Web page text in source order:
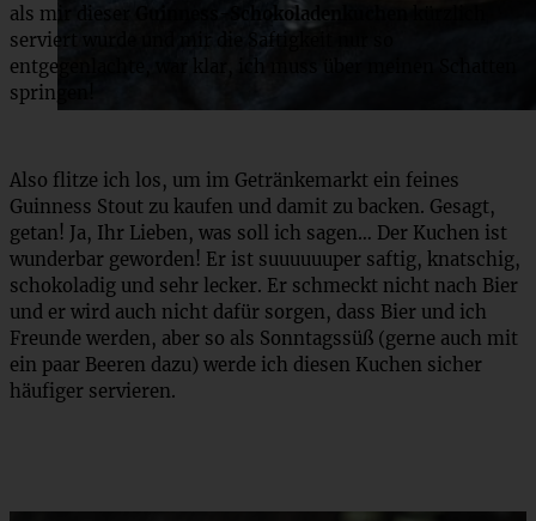
als mir dieser
Guinness-Schokoladenkuchen
serviert wurde und mir die Saftigkeit nur so
entgegenlachte, war klar, ich muss über meinen Schatten
springen!
Also flitze ich los, um im Getränkemarkt ein feines
Guinness Stout zu kaufen und damit zu backen. Gesagt,
getan! Ja, Ihr Lieben, was soll ich sagen… Der Kuchen ist
wunderbar geworden! Er ist suuuuuuper saftig, knatschig,
schokoladig und sehr lecker. Er schmeckt nicht nach Bier
und er wird auch nicht dafür sorgen, dass Bier und ich
Freunde werden, aber so als Sonntagssüß (gerne auch mit
ein paar Beeren dazu) werde ich diesen Kuchen sicher
häufiger servieren.